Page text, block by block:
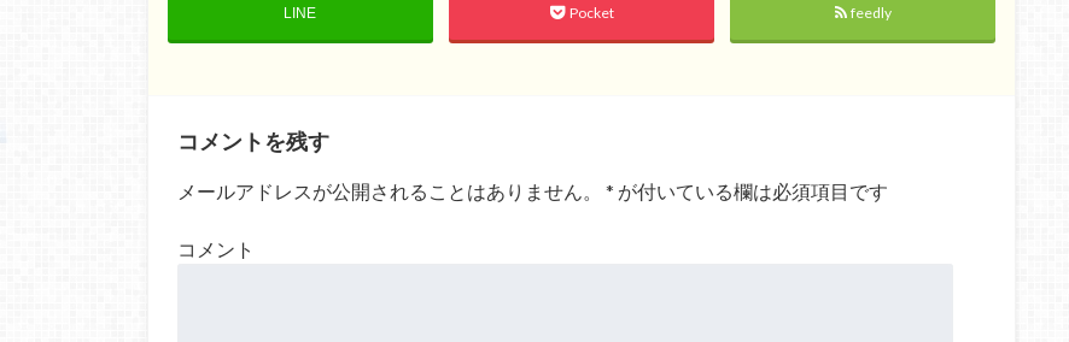
LINE Pocket feedly
コメントを残す
メールアドレスが公開されることはありません。 * が付いている欄は必須項目です
コメント